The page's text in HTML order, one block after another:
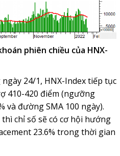
phiên chiều của HNX-
24/1, HNX-Index tiếp tục
410-420 điểm (ngưỡng
và đường SMA 100 ngày).
chỉ số sẽ có cơ hội hướng
23.6% trong thời gian